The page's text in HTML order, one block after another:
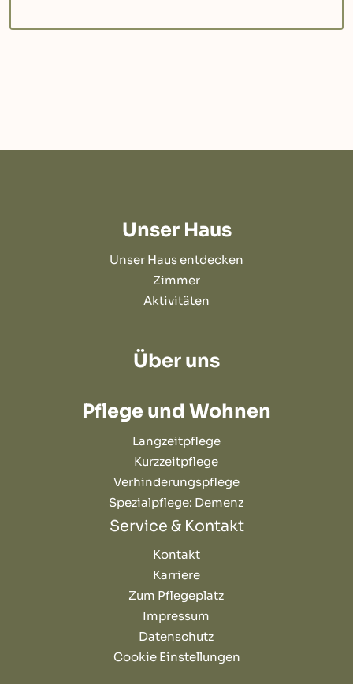
Unser Haus
Unser Haus entdecken
Zimmer
Aktivitäten
Über uns
Pflege und Wohnen
Langzeitpflege
Kurzzeitpflege
Verhinderungspflege
Spezialpflege: Demenz
Service & Kontakt
Kontakt
Karriere
Zum Pflegeplatz
Impressum
Datenschutz
Cookie Einstellungen